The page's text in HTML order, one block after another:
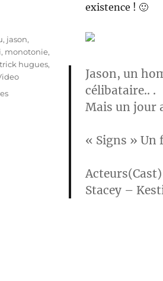
existence ! 🙂
Jason, un
célibataire.. .
Mais un jour
« Signs » Un
Stacey –
, jason,
, monotonie,
hugues,
sur